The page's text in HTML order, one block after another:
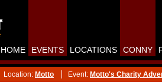
HOME EVENTS LOCATIONS CONNY
Location: Motto Event: Motto's Charity